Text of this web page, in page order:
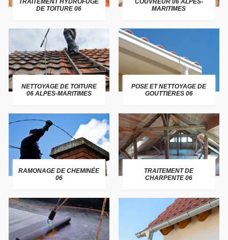
TRAITEMENT HYDROFUGE
DE TOITURE 06
COUVREUR 06 ALPES-
MARITIMES
NETTOYAGE DE TOITURE
06 ALPES-MARITIMES
POSE ET NETTOYAGE DE
GOUTTIÈRES 06
RAMONAGE DE CHEMINÉE
06
TRAITEMENT DE
CHARPENTE 06